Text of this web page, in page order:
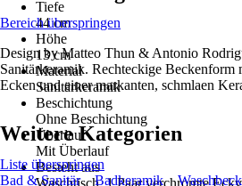
Tiefe
44 cm
Höhe
13 cm
Material
Sanitärkeramik
Beschichtung
Ohne Beschichtung
Überlauf
Mit Überlauf
Besteht aus
Waschtisch, 1 Paar verchromte
Bereich überspringen
Design by Matteo Thun & Antonio
Sanitärkeramik. Rechteckige Beckenform
Ecken und einer markanten, schmlaen
Weitere Kategorien
Liste überspringen
Bad & Sanitär
Badkeramik